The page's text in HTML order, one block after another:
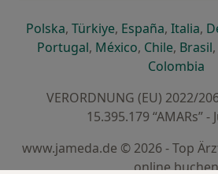
Polskaöffnet in einer neuen
, Türkiyeöffnet in einer
, Españaöffnet in
, Italia,
Portugalöffnet in einer neuen
, Méxicoöffnet in
, Chileöffnet
, Brasil,
Colombia
VERORDNUNG (EU) 2022/
15.395.179 “AMARs” -
www.jameda.de © 2026 - Top
online buchen